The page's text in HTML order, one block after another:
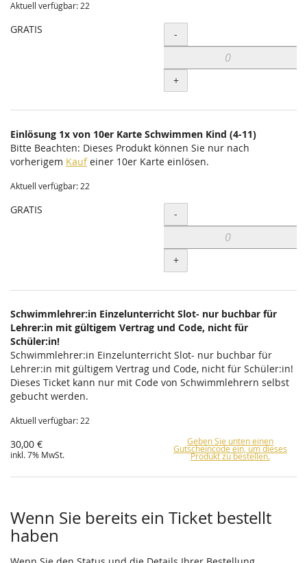
Aktuell verfügbar: 22
GRATIS Menge
-
+
Einlösung 1x von 10er Karte Schwimmen Kind (4-11)
Bitte Beachten: Dieses Produkt können Sie nur nach
vorherigem Kaufeiner 10er Karte einlösen.
Aktuell verfügbar: 22
GRATIS Menge
-
+
Schwimmlehrer:in Einzelunterricht Slot- nur buchbar für
Lehrer:in mit gültigem Vertrag und Code, nicht für
Schüler:in!
Schwimmlehrer:in Einzelunterricht Slot- nur buchbar für
Lehrer:in mit gültigem Vertrag und Code, nicht für Schüler:in!
Dieses Ticket kann nur mit Code von Schwimmlehrern selbst
gebucht werden.
Aktuell verfügbar: 22
30,00 €
inkl. 7% MwSt.
Geben Sie unten einen
Gutscheincode ein, um dieses
Produkt zu bestellen.
Wenn Sie bereits ein Ticket bestellt
haben